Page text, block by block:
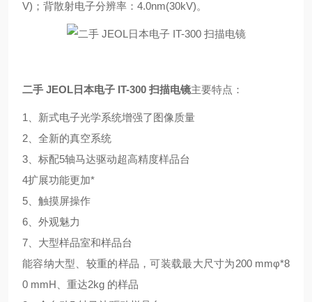
V)；背散射电子分辨率：4.0nm(30kV)。
二手 JEOL日本电子 IT-300 扫描电镜主要特点：
1、新式电子光学系统增强了图像质量
2、全新的真空系统
3、标配5轴马达驱动超高精度样品台
4扩展功能更加*
5、触摸屏操作
6、外观魅力
7、大型样品室和样品台
能容纳大型、较重的样品，可装载最大尺寸为200 mmφ*8
0 mmH、重达2kg 的样品